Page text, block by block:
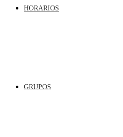
HORARIOS
GRUPOS